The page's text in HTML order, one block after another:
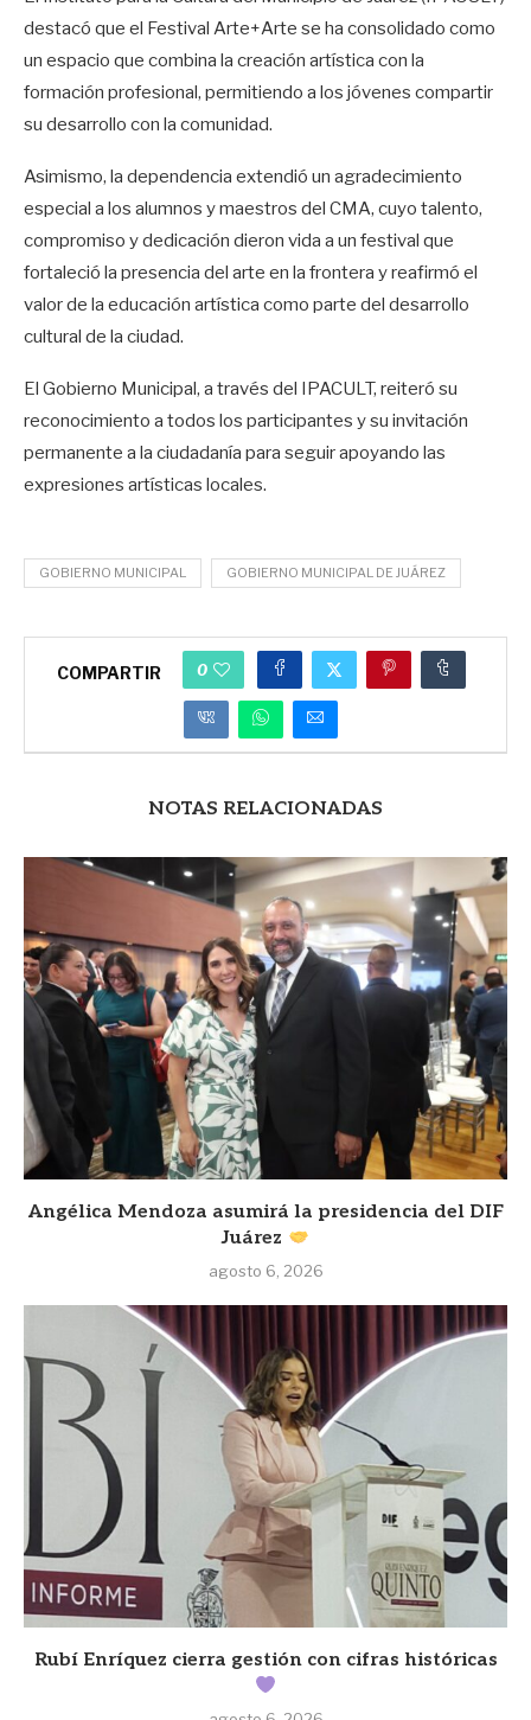
destacó que el Festival Arte+Arte se ha consolidado como
un espacio que combina la creación artística con la
formación profesional, permitiendo a los jóvenes compartir
su desarrollo con la comunidad.
Asimismo, la dependencia extendió un agradecimiento
especial a los alumnos y maestros del CMA, cuyo talento,
compromiso y dedicación dieron vida a un festival que
fortaleció la presencia del arte en la frontera y reafirmó el
valor de la educación artística como parte del desarrollo
cultural de la ciudad.
El Gobierno Municipal, a través del IPACULT, reiteró su
reconocimiento a todos los participantes y su invitación
permanente a la ciudadanía para seguir apoyando las
expresiones artísticas locales.
GOBIERNO MUNICIPAL GOBIERNO MUNICIPAL DE JUÁREZ
COMPARTIR 0
NOTAS RELACIONADAS
Angélica Mendoza asumirá la presidencia del DIF
Juárez
agosto 6, 2026
Rubí Enríquez cierra gestión con cifras históricas